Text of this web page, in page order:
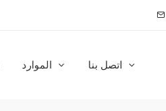
الموارد اتصل بنا